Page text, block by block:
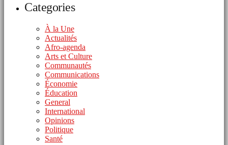
Categories
À la Une
Actualités
Afro-agenda
Arts et Culture
Communautés
Communications
Économie
Éducation
General
International
Opinions
Politique
Santé